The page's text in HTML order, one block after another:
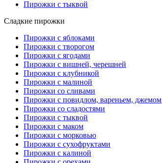
Пирожки с тыквой
Сладкие пирожки
Пирожки с яблоками
Пирожки с творогом
Пирожки с ягодами
Пирожки с вишней, черешней
Пирожки с клубникой
Пирожки с малиной
Пирожки со сливами
Пирожки с повидлом, вареньем, джемом
Пирожки со сладостями
Пирожки с тыквой
Пирожки с маком
Пирожки с морковью
Пирожки с сухофруктами
Пирожки с калиной